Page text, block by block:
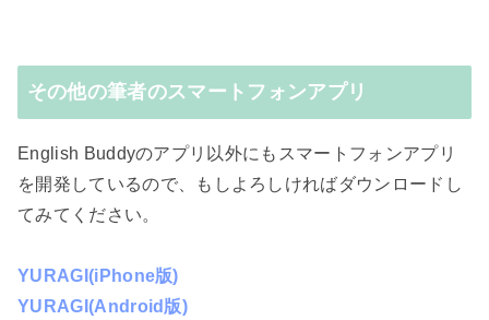
その他の筆者のスマートフォンアプリ
English Buddyのアプリ以外にもスマートフォンアプリ
を開発しているので、もしよろしければダウンロードし
てみてください。
YURAGI(iPhone版)
YURAGI(Android版)